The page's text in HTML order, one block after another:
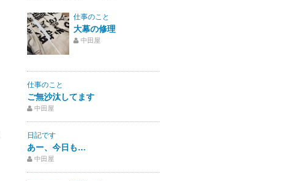
仕事のこと
大幕の修理
中田屋
仕事のこと
ご無沙汰してます
中田屋
日記です
あー、今日も…
中田屋